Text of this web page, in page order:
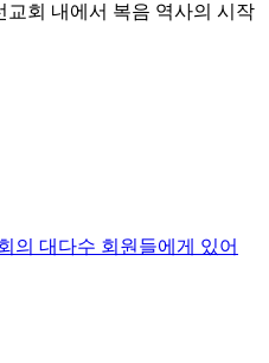
교회 내에서 복음 역사의 시작
의 대다수 회원들에게 있어